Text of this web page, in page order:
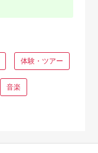
体験・ツアー
音楽